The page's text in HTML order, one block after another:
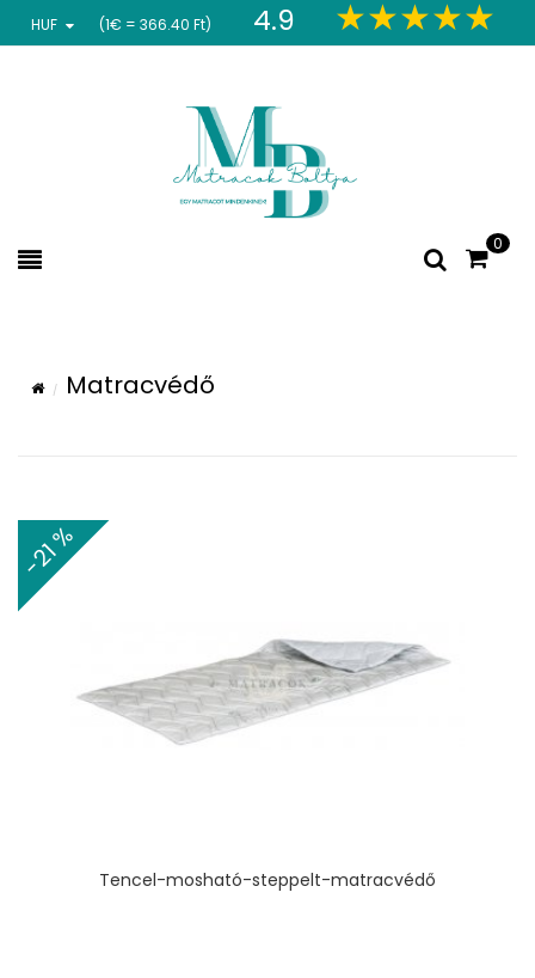
HUF (1€ = 366.40 Ft) 4.9
0
Matracvédő
-21 %
Tencel-mosható-steppelt-matracvédő